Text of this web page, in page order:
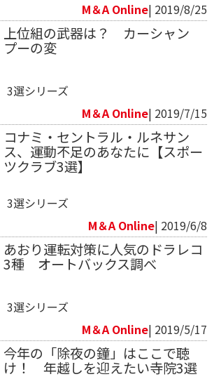
M＆A Online| 2019/8/25
上位組の武器は？ カーシャン
プーの変
3選シリーズ
M＆A Online| 2019/7/15
コナミ・セントラル・ルネサン
ス、運動不足のあなたに【スポー
ツクラブ3選】
3選シリーズ
M＆A Online| 2019/6/8
あおり運転対策に人気のドラレコ
3種 オートバックス調べ
3選シリーズ
M＆A Online| 2019/5/17
今年の「除夜の鐘」はここで聴
け！ 年越しを迎えたい寺院3選